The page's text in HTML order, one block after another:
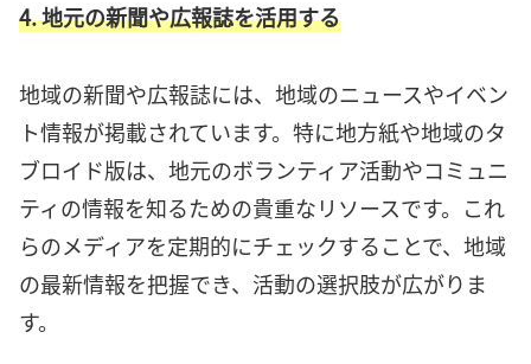
4. 地元の新聞や広報誌を活用する
地域の新聞や広報誌には、地域のニュースやイベン
ト情報が掲載されています。特に地方紙や地域のタ
ブロイド版は、地元のボランティア活動やコミュニ
ティの情報を知るための貴重なリソースです。これ
らのメディアを定期的にチェックすることで、地域
の最新情報を把握でき、活動の選択肢が広がりま
す。